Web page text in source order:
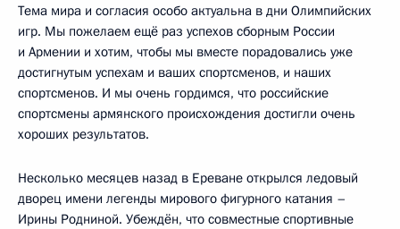
Тема мира и согласия особо актуальна в дни Олимпийских
игр. Мы пожелаем ещё раз успехов сборным России
и Армении и хотим, чтобы мы вместе порадовались уже
достигнутым успехам и ваших спортсменов, и наших
спортсменов. И мы очень гордимся, что российские
спортсмены армянского происхождения достигли очень
хороших результатов.
Несколько месяцев назад в Ереване открылся ледовый
дворец имени легенды мирового фигурного катания –
Ирины Родниной. Убеждён, что совместные спортивные